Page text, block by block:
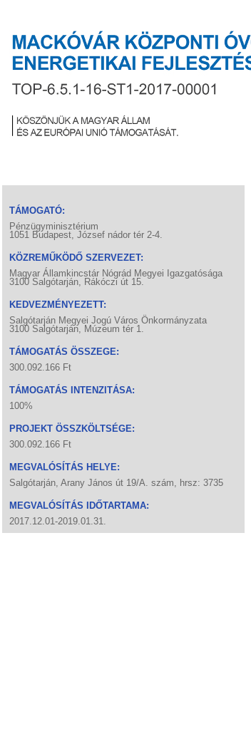
TÁMOGATÓ:
Pénzügyminisztérium
1051 Budapest, József nádor tér 2-4.
KÖZREMŰKÖDŐ SZERVEZET:
Magyar Államkincstár Nógrád Megyei Igazgatósága
3100 Salgótarján, Rákóczi út 15.
KEDVEZMÉNYEZETT:
Salgótarján Megyei Jogú Város Önkormányzata
3100 Salgótarján, Múzeum tér 1.
TÁMOGATÁS ÖSSZEGE:
300.092.166 Ft
TÁMOGATÁS INTENZITÁSA:
100%
PROJEKT ÖSSZKÖLTSÉGE:
300.092.166 Ft
MEGVALÓSÍTÁS HELYE:
Salgótarján, Arany János út 19/A. szám, hrsz: 3735
MEGVALÓSÍTÁS IDŐTARTAMA:
2017.12.01-2019.01.31.